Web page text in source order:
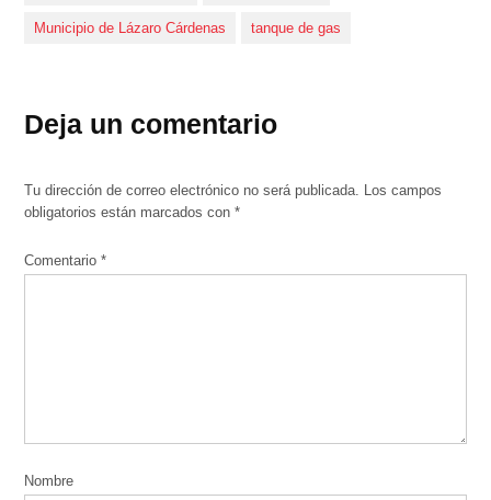
Municipio de Lázaro Cárdenas tanque de gas
Deja un comentario
Tu dirección de correo electrónico no será publicada. Los campos
obligatorios están marcados con*
Comentario*
Nombre